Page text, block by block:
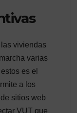
viviendas
varias
es el
a los
sitios web
VUT que